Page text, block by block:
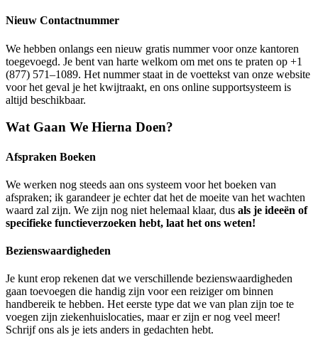
Nieuw Contactnummer
We hebben onlangs een nieuw gratis nummer voor onze kantoren
toegevoegd. Je bent van harte welkom om met ons te praten op +1
(877) 571–1089. Het nummer staat in de voettekst van onze website
voor het geval je het kwijtraakt, en ons online supportsysteem is
altijd beschikbaar.
Wat Gaan We Hierna Doen?
Afspraken Boeken
We werken nog steeds aan ons systeem voor het boeken van
afspraken; ik garandeer je echter dat het de moeite van het wachten
waard zal zijn. We zijn nog niet helemaal klaar, dus als je ideeën of
specifieke functieverzoeken hebt, laat het ons weten!
Bezienswaardigheden
Je kunt erop rekenen dat we verschillende bezienswaardigheden
gaan toevoegen die handig zijn voor een reiziger om binnen
handbereik te hebben. Het eerste type dat we van plan zijn toe te
voegen zijn ziekenhuislocaties, maar er zijn er nog veel meer!
Schrijf ons als je iets anders in gedachten hebt.